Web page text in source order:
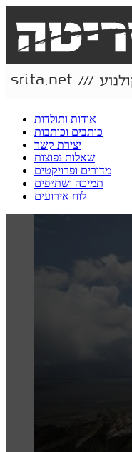
אודות ותולדות
כותבים וכותבות
יצירת קשר
שאלות נפוצות
מדורים ופרויקטים
תמיכה ושת״פים
לוח אירועים